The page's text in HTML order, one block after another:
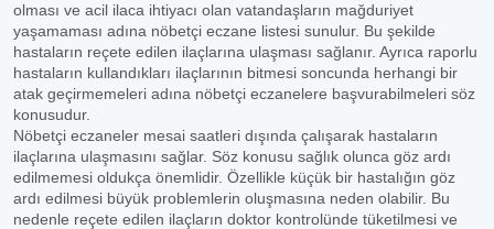
olması ve acil ilaca ihtiyacı olan vatandaşların mağduriyet
yaşamaması adına nöbetçi eczane listesi sunulur. Bu şekilde
hastaların reçete edilen ilaçlarına ulaşması sağlanır. Ayrıca raporlu
hastaların kullandıkları ilaçlarının bitmesi soncunda herhangi bir
atak geçirmemeleri adına nöbetçi eczanelere başvurabilmeleri söz
konusudur.
Nöbetçi eczaneler mesai saatleri dışında çalışarak hastaların
ilaçlarına ulaşmasını sağlar. Söz konusu sağlık olunca göz ardı
edilmemesi oldukça önemlidir. Özellikle küçük bir hastalığın göz
ardı edilmesi büyük problemlerin oluşmasına neden olabilir. Bu
nedenle reçete edilen ilaçların doktor kontrolünde tüketilmesi ve